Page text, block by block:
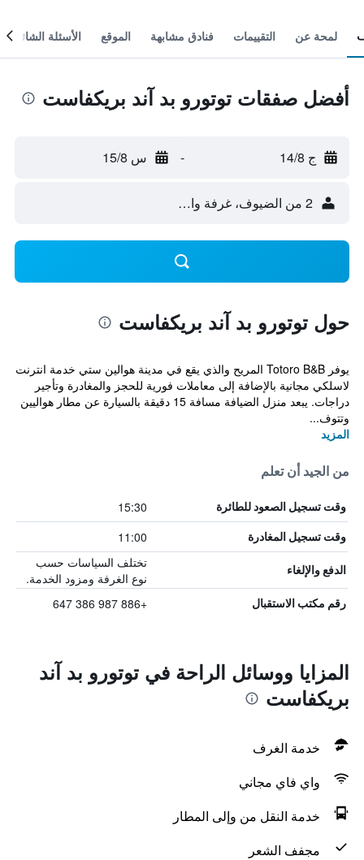
لمحة عن التقييمات فنادق مشابهة الموقع الأسئلة الشائعة
أفضل صفقات توتورو بد آند بريكفاست
ج 14/8 - س 15/8
2 من الضيوف، غرفة واحدة
حول توتورو بد آند بريكفاست
يوفر Totoro B&B المريح والذي يقع في مدينة هوالين ستي خدمة انترنت
لاسلكي مجانية بالإضافة إلى معاملات فورية للحجز والمغادرة وتأجير
دراجات. يبعد منزل الضيافة مسافة 15 دقيقة بالسيارة عن مطار هواليين
وتتوف...
المزيد
من الجيد أن تعلم
وقت تسجيل الصعود للطائرة 15:30
وقت تسجيل المغادرة 11:00
الدفع والإلغاء
تختلف السياسات حسب
نوع الغرفة ومزود الخدمة.
رقم مكتب الاستقبال +886 987 386 647
المزايا ووسائل الراحة في توتورو بد آند
بريكفاست
خدمة الغرف
واي فاي مجاني
خدمة النقل من وإلى المطار
مجفف الشعر